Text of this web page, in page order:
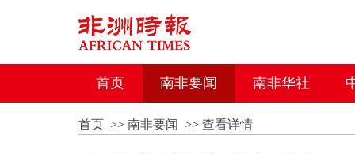
首页 南非要闻 南非华社
首页>> 南非要闻 >> 查看详情